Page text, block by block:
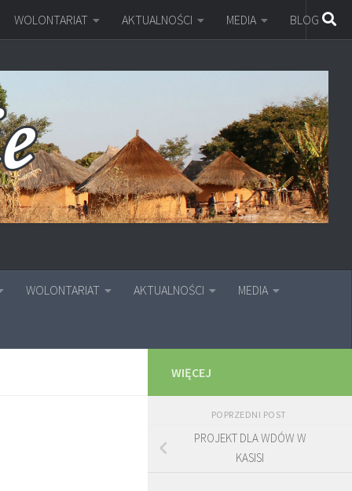
WOLONTARIAT AKTUALNOŚCI MEDIA BLOG
WOLONTARIAT AKTUALNOŚCI MEDIA
WIĘCEJ
POPRZEDNI POST
PROJEKT DLA WDÓW W
KASISI